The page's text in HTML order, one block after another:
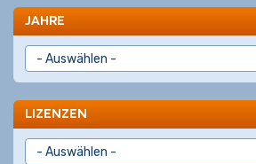
JAHRE
LIZENZEN